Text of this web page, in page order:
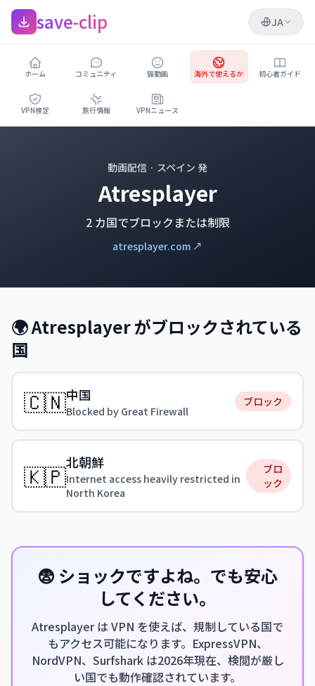
save-clip JA
ホーム コミュニティ 猫動画 海外で使えるか 初心者ガイド
VPN検定 旅行情報 VPNニュース
動画配信 · スペイン 発
Atresplayer
2 カ国でブロックまたは制限
atresplayer.com ↗
🌍 Atresplayer がブロックされている
国
🇨🇳中国
Blocked by Great Firewall
ブロック
🇰🇵北朝鮮
Internet access heavily restricted in
North Korea
ブロ
ック
😨 ショックですよね。でも安心
してください。
Atresplayer は VPN を使えば、規制している国で
もアクセス可能になります。ExpressVPN、
NordVPN、Surfshark は2026年現在、検閲が厳し
い国でも動作確認されています。